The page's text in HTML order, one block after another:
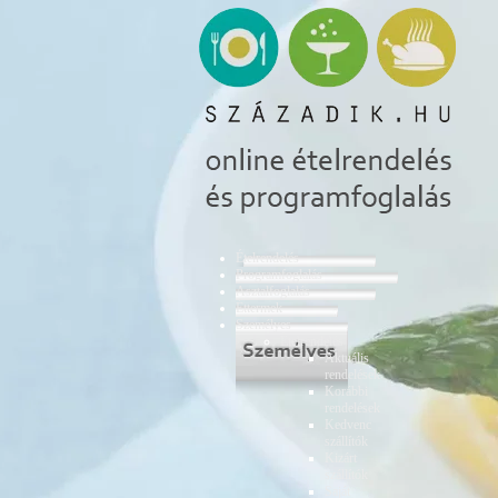
Ételrendelés
Programfoglalás
Asztalfoglalás
Éttermek
Személyes
Ételrendelés
Aktuális
rendelések
Korábbi